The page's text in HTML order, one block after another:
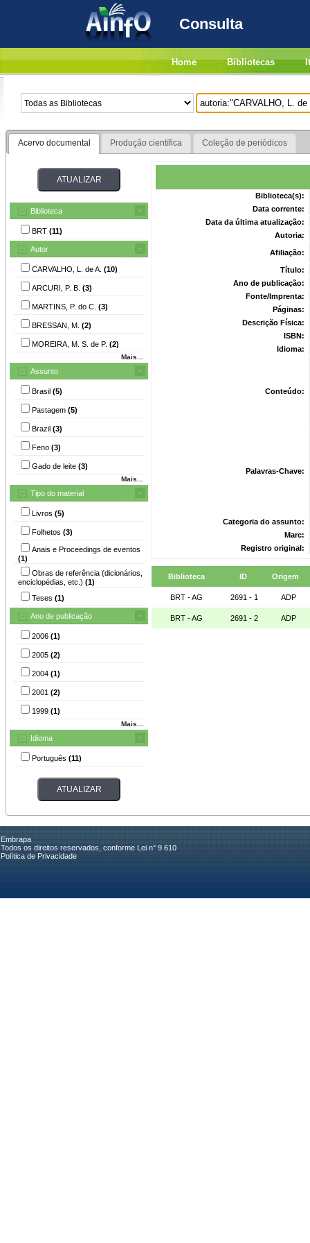
Consulta
Home Bibliotecas
Acervo documental Produção científica Coleção de periódicos
Biblioteca
BRT (11)
Autor
CARVALHO, L. de A. (10)
ARCURI, P. B. (3)
MARTINS, P. do C. (3)
BRESSAN, M. (2)
MOREIRA, M. S. de P. (2)
Mais...
Assunto
Brasil (5)
Pastagem (5)
Brazil (3)
Feno (3)
Gado de leite (3)
Mais...
Tipo do material
Livros (5)
Folhetos (3)
Anais e Proceedings de eventos
(1)
Obras de referência (dicionários,
enciclopédias, etc.) (1)
Teses (1)
Ano de publicação
2006 (1)
2005 (2)
2004 (1)
2001 (2)
1999 (1)
Mais...
Idioma
Português (11)
Biblioteca(s):
Data corrente:
Data da última atualização:
Autoria:
Afiliação:
Título:
Ano de publicação:
Fonte/Imprenta:
Páginas:
Descrição Física:
ISBN:
Idioma:
Conteúdo:
Palavras-Chave:
Categoria do assunto:
Marc:
Registro original:
Biblioteca ID Origem
BRT - AG 2691 - 1 ADP
BRT - AG 2691 - 2 ADP
Embrapa
Todos os direitos reservados, conforme Lei n° 9.610
Política de Privacidade